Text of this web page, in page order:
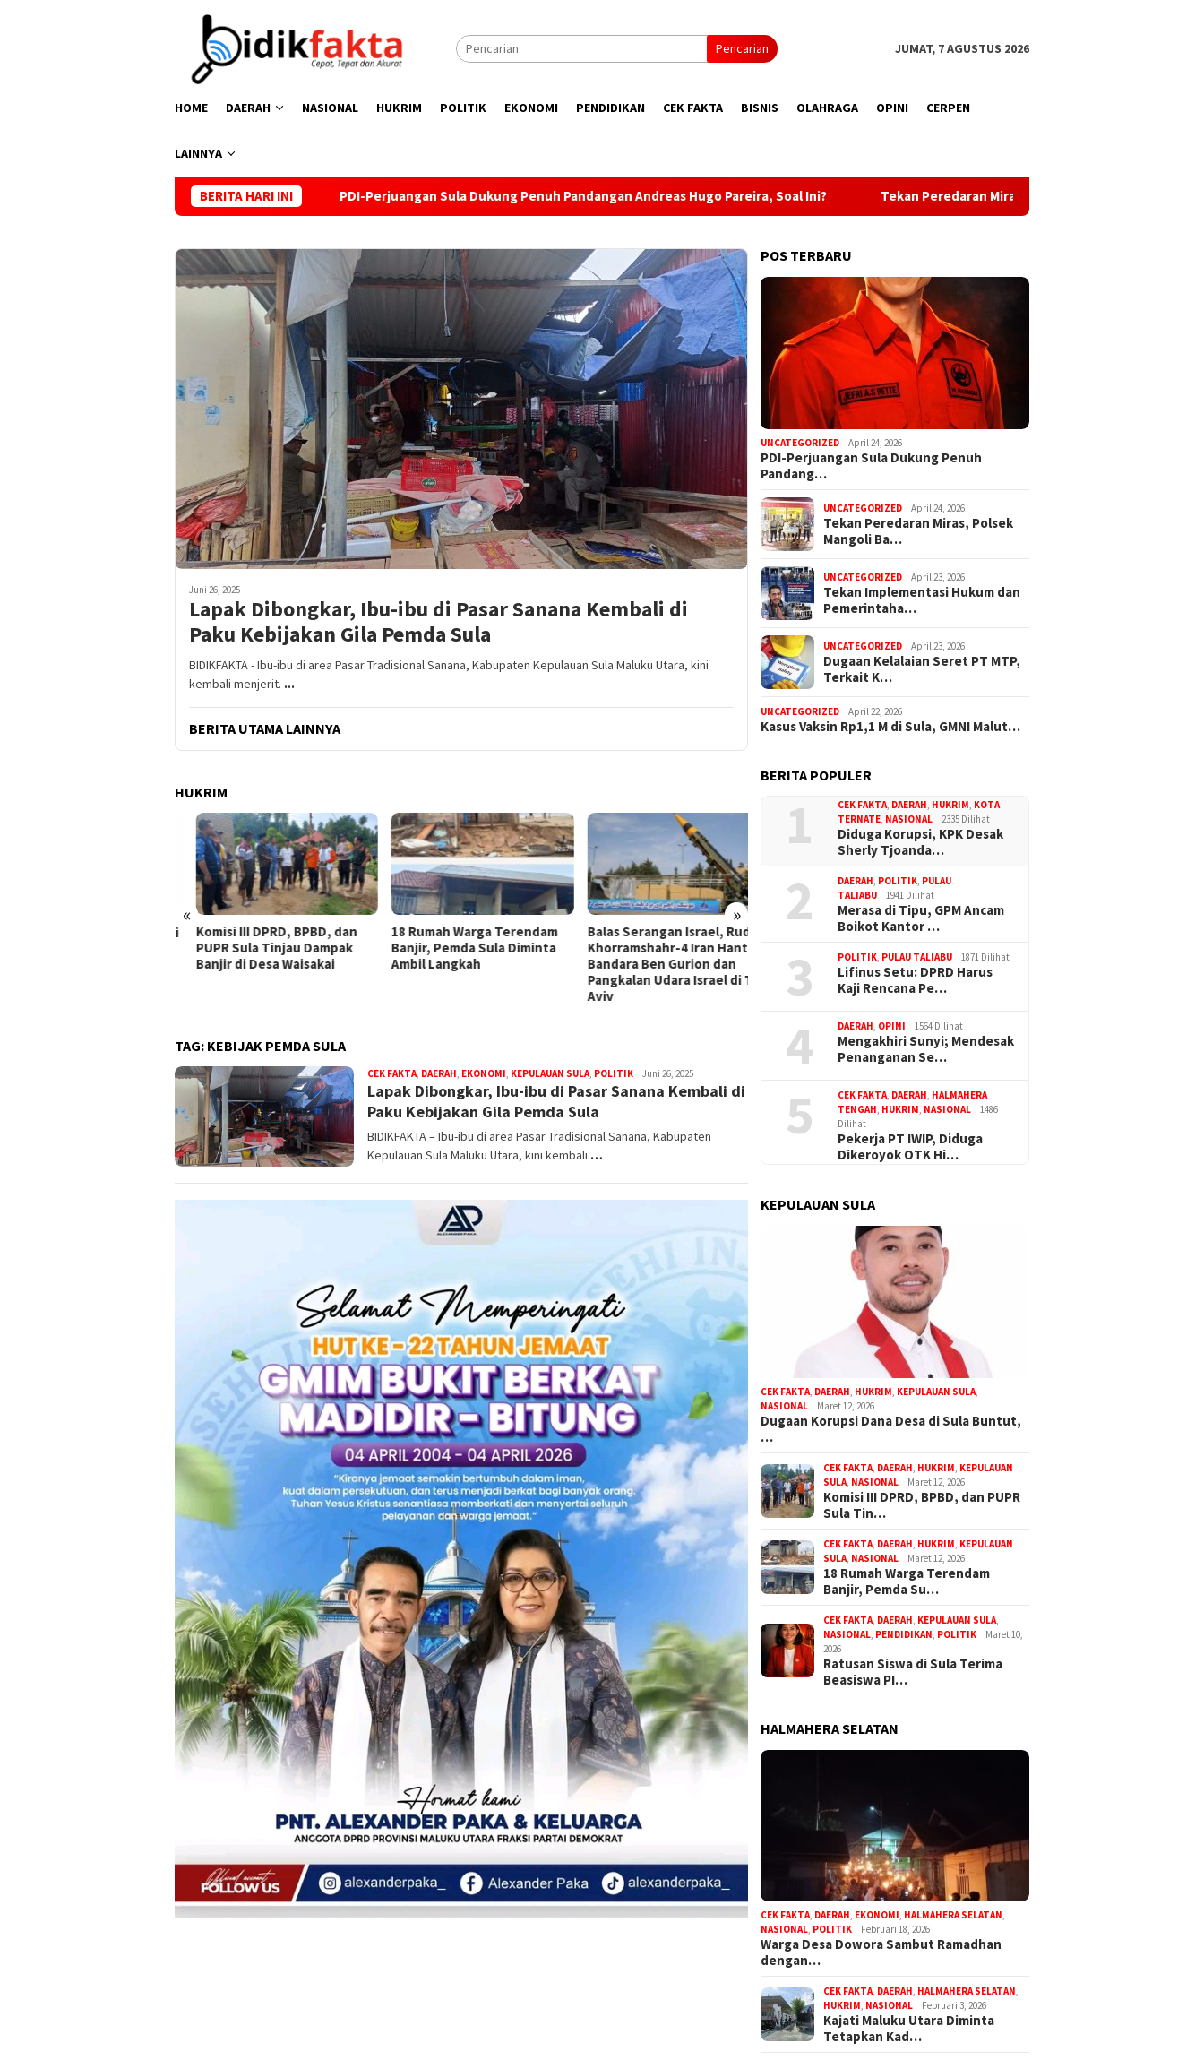
Pencarian JUMAT, 7 AGUSTUS 2026
HOME DAERAH NASIONAL HUKRIM POLITIK EKONOMI PENDIDIKAN CEK FAKTA BISNIS OLAHRAGA OPINI CERPEN
LAINNYA
BERITA HARI INI
PDI-Perjuangan Sula Dukung Penuh Pandangan Andreas Hugo Pareira, Soal Ini? Tekan Peredaran Miras, Polsek Mangoli Barat Gencarkan Razia di Desa
Juni 26, 2025
Lapak Dibongkar, Ibu-ibu di Pasar Sanana Kembali di
Paku Kebijakan Gila Pemda Sula
BIDIKFAKTA - Ibu-ibu di area Pasar Tradisional Sanana, Kabupaten Kepulauan Sula Maluku Utara, kini
kembali menjerit. ...
BERITA UTAMA LAINNYA
HUKRIM
« »
Komisi III DPRD, BPBD, dan
PUPR Sula Tinjau Dampak
Banjir di Desa Waisakai
18 Rumah Warga Terendam
Banjir, Pemda Sula Diminta
Ambil Langkah
Balas Serangan Israel, Rudal
Khorramshahr-4 Iran Hantam
Bandara Ben Gurion dan
Pangkalan Udara Israel di Tel
Aviv
GMNI Malut Apresiasi Gerak
Cepat Polres Haltim Tangani
Dugaan Teror OTK di Lakoda
Desak Kajagung RI Evaluasi
Kajati Malut
TAG: KEBIJAK PEMDA SULA
CEK FAKTA, DAERAH, EKONOMI, KEPULAUAN SULA, POLITIK bidikfakta.id
Juni 26, 2025
Lapak Dibongkar, Ibu-ibu di Pasar Sanana Kembali di
Paku Kebijakan Gila Pemda Sula
BIDIKFAKTA – Ibu-ibu di area Pasar Tradisional Sanana, Kabupaten
Kepulauan Sula Maluku Utara, kini kembali …
POS TERBARU
UNCATEGORIZED April 24, 2026
PDI-Perjuangan Sula Dukung Penuh
Pandang…
UNCATEGORIZED April 24, 2026
Tekan Peredaran Miras, Polsek
Mangoli Ba…
UNCATEGORIZED April 23, 2026
Tekan Implementasi Hukum dan
Pemerintaha…
UNCATEGORIZED April 23, 2026
Dugaan Kelalaian Seret PT MTP,
Terkait K…
UNCATEGORIZED April 22, 2026
Kasus Vaksin Rp1,1 M di Sula, GMNI Malut…
BERITA POPULER
1 CEK FAKTA DAERAH HUKRIM KOTA
TERNATE NASIONAL 2335 Dilihat
Diduga Korupsi, KPK Desak
Sherly Tjoanda…
2 DAERAH POLITIK PULAU
TALIABU
1941 Dilihat
Merasa di Tipu, GPM Ancam
Boikot Kantor …
3 POLITIK PULAU TALIABU 1871 Dilihat
Lifinus Setu: DPRD Harus
Kaji Rencana Pe…
4 DAERAH OPINI 1564 Dilihat
Mengakhiri Sunyi; Mendesak
Penanganan Se…
5 CEK FAKTA DAERAH HALMAHERA
TENGAH HUKRIM NASIONAL
1486
Dilihat
Pekerja PT IWIP, Diduga
Dikeroyok OTK Hi…
KEPULAUAN SULA
CEK FAKTA DAERAH HUKRIM KEPULAUAN SULA
NASIONAL
Maret 12, 2026
Dugaan Korupsi Dana Desa di Sula Buntut,
…
CEK FAKTA DAERAH HUKRIM KEPULAUAN
SULA NASIONAL Maret 12, 2026
Komisi III DPRD, BPBD, dan PUPR
Sula Tin…
CEK FAKTA DAERAH HUKRIM KEPULAUAN
SULA NASIONAL Maret 12, 2026
18 Rumah Warga Terendam
Banjir, Pemda Su…
CEK FAKTA DAERAH KEPULAUAN SULA
NASIONAL PENDIDIKAN POLITIK
Maret 10,
2026
Ratusan Siswa di Sula Terima
Beasiswa PI…
HALMAHERA SELATAN
CEK FAKTA, DAERAH, EKONOMI, HALMAHERA SELATAN,
NASIONAL, POLITIK Februari 18, 2026
Warga Desa Dowora Sambut Ramadhan
dengan…
CEK FAKTA, DAERAH, HALMAHERA SELATAN,
HUKRIM, NASIONAL Februari 3, 2026
Kajati Maluku Utara Diminta
Tetapkan Kad…